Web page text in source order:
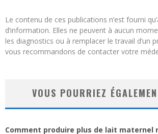
Le contenu de ces publications n’est fourni
d’information. Elles ne peuvent à aucun
les diagnostics ou à remplacer le travail d’un
vous recommandons de contacter votre
VOUS POURRIEZ
Comment produire plus de lait maternel